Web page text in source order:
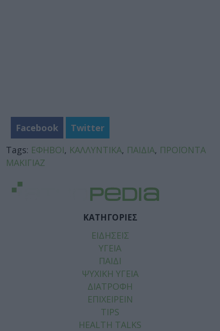
Facebook
Twitter
Tags: ΕΦΗΒΟΙ, ΚΑΛΛΥΝΤΙΚΑ, ΠΑΙΔΙΑ, ΠΡΟΪΟΝΤΑ
ΜΑΚΙΓΙΑΖ
ΚΑΤΗΓΟΡΙΕΣ
ΕΙΔΗΣΕΙΣ
ΥΓΕΙΑ
ΠΑΙΔΙ
ΨΥΧΙΚΗ ΥΓΕΙΑ
ΔΙΑΤΡΟΦΗ
ΕΠΙΧΕΙΡΕΙΝ
TIPS
HEALTH TALKS